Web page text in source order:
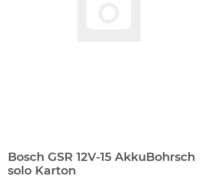
Bosch GSR 12V-15 AkkuBohrsch
solo Karton